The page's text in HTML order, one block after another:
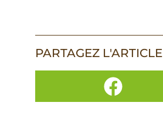
PARTAGEZ L'ARTICLE